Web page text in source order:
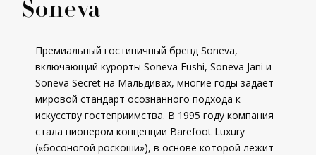
Soneva
Премиальный гостиничный бренд Soneva,
включающий курорты Soneva Fushi, Soneva Jani и
Soneva Secret на Мальдивах, многие годы задает
мировой стандарт осознанного подхода к
искусству гостеприимства. В 1995 году компания
стала пионером концепции Barefoot Luxury
(«босоногой роскоши»), в основе которой лежит